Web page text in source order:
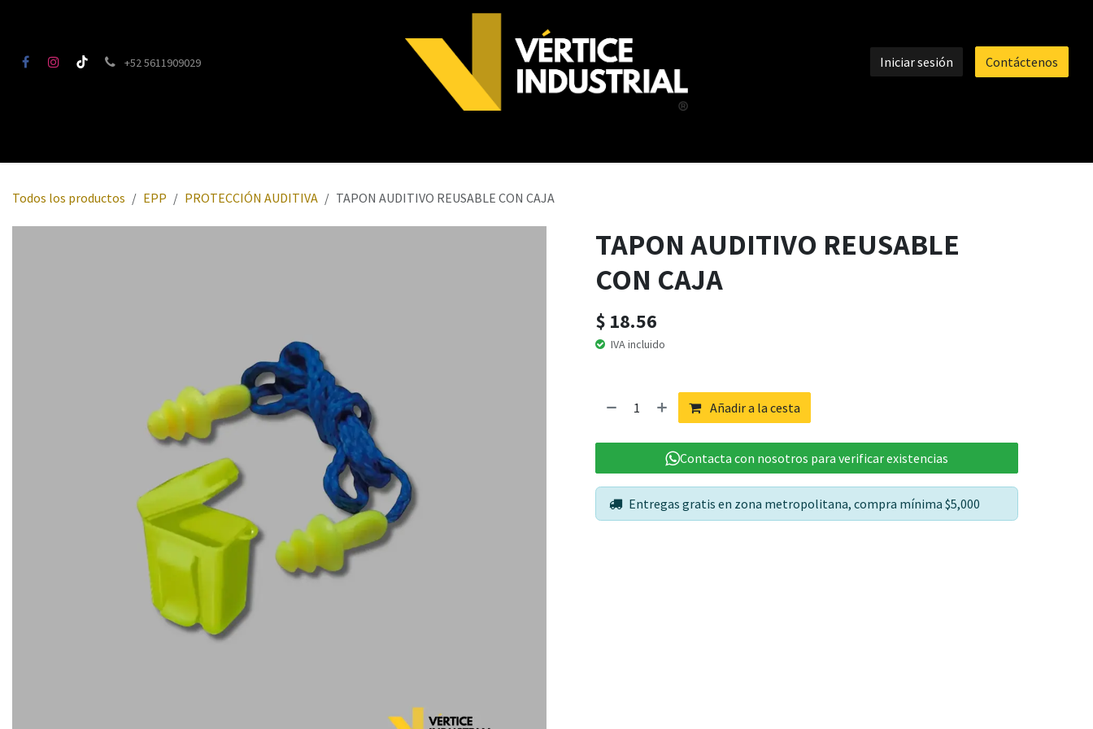
+52 5611909029 Iniciar sesión Contáctenos
Todos los productos EPP PROTECCIÓN AUDITIVA TAPON AUDITIVO REUSABLE CON CAJA
TAPON AUDITIVO REUSABLE
CON CAJA
$ 18.56
IVA incluido
Añadir a la cesta
Contacta con nosotros para verificar existencias
Entregas gratis en zona metropolitana, compra mínima $5,000